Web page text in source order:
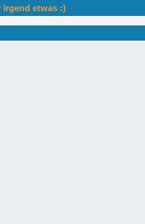
irgend etwas :)